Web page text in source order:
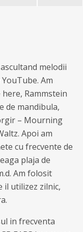
melodii
Am
Rammstein
de mandibula,
– Mourning
Apoi am
cu frecvente de
plaja de
Am folosit
utilizez zilnic,
in frecventa